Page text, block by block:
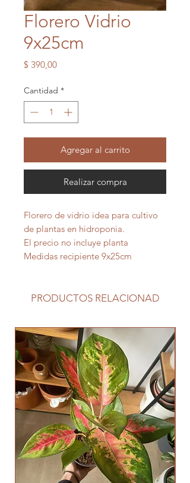
Florero Vidrio
9x25cm
$ 390,00Precio
Cantidad *
Agregar al carrito
Realizar compra
Florero de vidrio idea para cultivo
de plantas en hidroponia.
El precio no incluye planta
Medidas recipiente 9x25cm
PRODUCTOS RELACIONAD